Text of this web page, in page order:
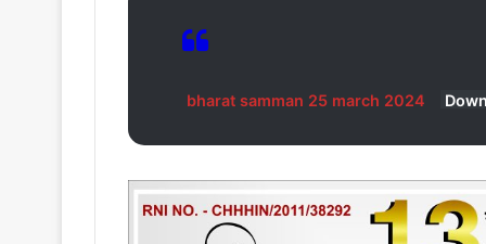
bharat samman 25 march 2024